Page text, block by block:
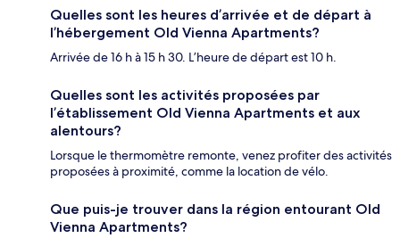
Quelles sont les heures d’arrivée et de départ à
l’hébergement Old Vienna Apartments?
Arrivée de 16 h à 15 h 30. L’heure de départ est 10 h.
Quelles sont les activités proposées par
l’établissement Old Vienna Apartments et aux
alentours?
Lorsque le thermomètre remonte, venez profiter des activités
proposées à proximité, comme la location de vélo.
Que puis-je trouver dans la région entourant Old
Vienna Apartments?